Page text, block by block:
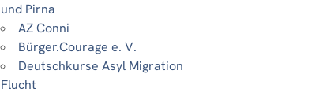
und Pirna
AZ Conni
Bürger.Courage e. V.
Deutschkurse Asyl Migration
Flucht